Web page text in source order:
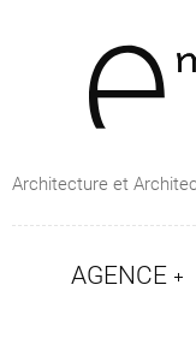
Architecture et
AGENCE